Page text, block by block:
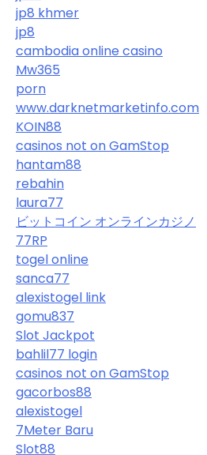
jp8 khmer
jp8
cambodia online casino
Mw365
porn
www.darknetmarketinfo.com
KOIN88
casinos not on GamStop
hantam88
rebahin
laura77
ビットコイン オンラインカジノ
77RP
togel online
sanca77
alexistogel link
gomu837
Slot Jackpot
bahlil77 login
casinos not on GamStop
gacorbos88
alexistogel
7Meter Baru
Slot88